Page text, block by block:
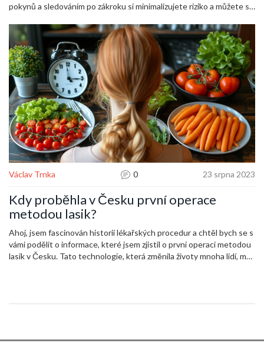
pokynů a sledováním po zákroku si minimalizujete riziko a můžete se
Václav Trnka 0 23 srpna 2023
Kdy proběhla v Česku první operace
metodou lasik?
Ahoj, jsem fascinován historií lékařských procedur a chtěl bych se s
vámi podělit o informace, které jsem zjistil o první operaci metodou
lasik v Česku. Tato technologie, která změnila životy mnoha lidí, má